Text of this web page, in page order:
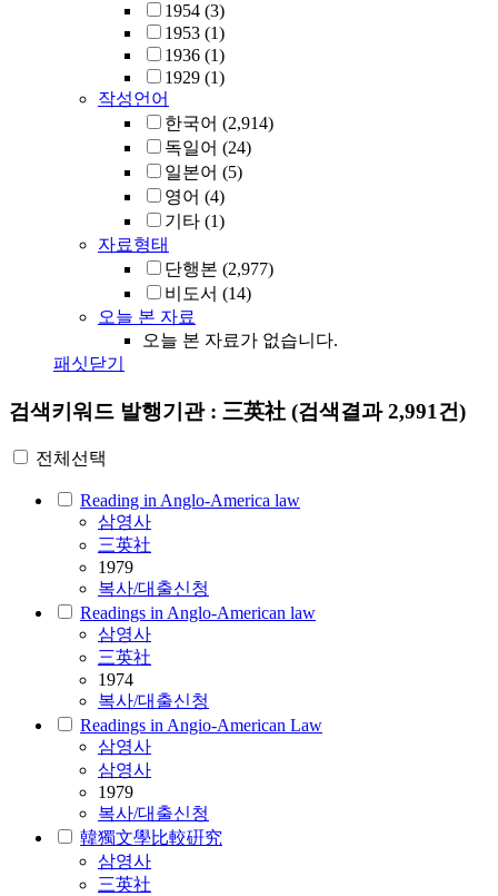
1954 (3)
1953 (1)
1936 (1)
1929 (1)
작성언어
한국어 (2,914)
독일어 (24)
일본어 (5)
영어 (4)
기타 (1)
자료형태
단행본 (2,977)
비도서 (14)
오늘 본 자료
오늘 본 자료가 없습니다.
패싯닫기
검색키워드 발행기관 : 三英社 (검색결과 2,991건)
전체선택
Reading in Anglo-America law
삼영사
三英社
1979
복사/대출신청
Readings in Anglo-American law
삼영사
三英社
1974
복사/대출신청
Readings in Angio-American Law
삼영사
삼영사
1979
복사/대출신청
韓獨文學比較硏究
삼영사
三英社